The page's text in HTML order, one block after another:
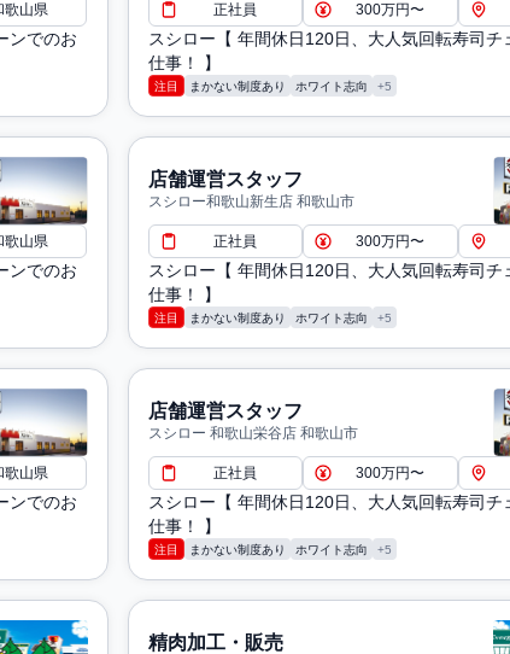
歌山県
ンでのお
正社員 300万円〜
スシロー【 年間休日120日、大人気回転寿司チ
仕事！ 】
注目 まかない制度あり ホワイト志向 +5
歌山県
ンでのお
店舗運営スタッフ
スシロー和歌山新生店 和歌山市
正社員 300万円〜
スシロー【 年間休日120日、大人気回転寿司チ
仕事！ 】
注目 まかない制度あり ホワイト志向 +5
歌山県
ンでのお
店舗運営スタッフ
スシロー 和歌山栄谷店 和歌山市
正社員 300万円〜
スシロー【 年間休日120日、大人気回転寿司チ
仕事！ 】
注目 まかない制度あり ホワイト志向 +5
精肉加工・販売